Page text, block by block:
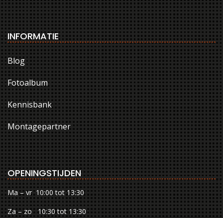
INFORMATIE
Blog
Fotoalbum
Kennisbank
Montagepartner
OPENINGSTIJDEN
Ma – vr 10:00 tot 13:30
Za – zo 10:30 tot 13:30